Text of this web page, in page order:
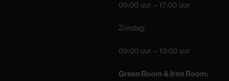
09:00 uur – 17:00 uur
Zondag:
09:00 uur – 13:00 uur
Green Room & Iron Room: